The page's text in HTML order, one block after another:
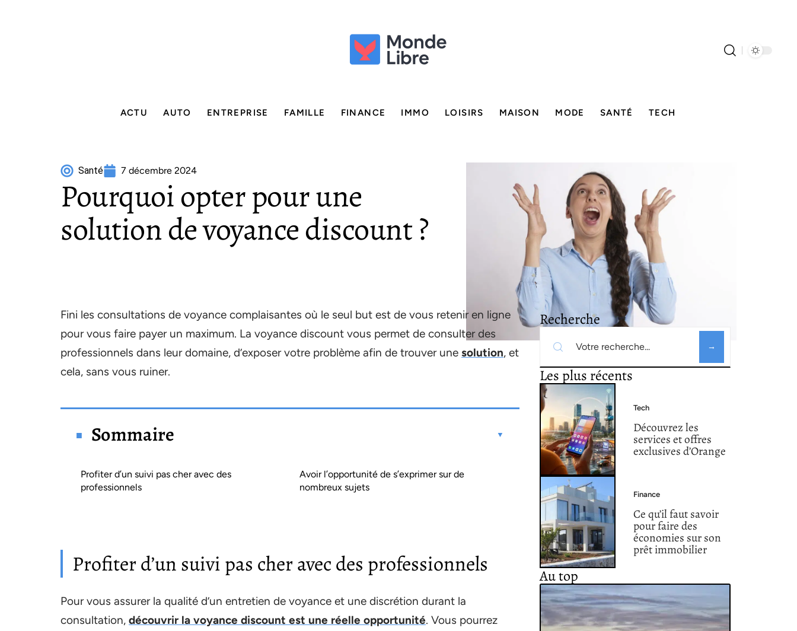
ACTU AUTO ENTREPRISE FAMILLE FINANCE IMMO LOISIRS MAISON MODE SANTÉ TECH
Santé 7 décembre 2024
Pourquoi opter pour une
solution de voyance discount ?
Fini les consultations de voyance complaisantes où le seul but est de vous retenir en ligne
pour vous faire payer un maximum. La voyance discount vous permet de consulter des
professionnels dans leur domaine, d’exposer votre problème afin de trouver une solution, et
cela, sans vous ruiner.
Sommaire
Profiter d’un suivi pas cher avec des
professionnels
Avoir l’opportunité de s’exprimer sur de
nombreux sujets
Profiter d’un suivi pas cher avec des professionnels
Pour vous assurer la qualité d’un entretien de voyance et une discrétion durant la
consultation, découvrir la voyance discount est une réelle opportunité. Vous pourrez
Recherche
Les plus récents
Tech
Découvrez les
services et offres
exclusives d’Orange
Finance
Ce qu’il faut savoir
pour faire des
économies sur son
prêt immobilier
Au top